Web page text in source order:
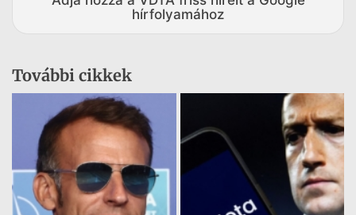
hírfolyamához
További cikkek